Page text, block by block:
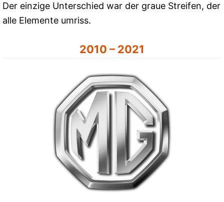
Der einzige Unterschied war der graue Streifen, der
alle Elemente umriss.
2010 – 2021